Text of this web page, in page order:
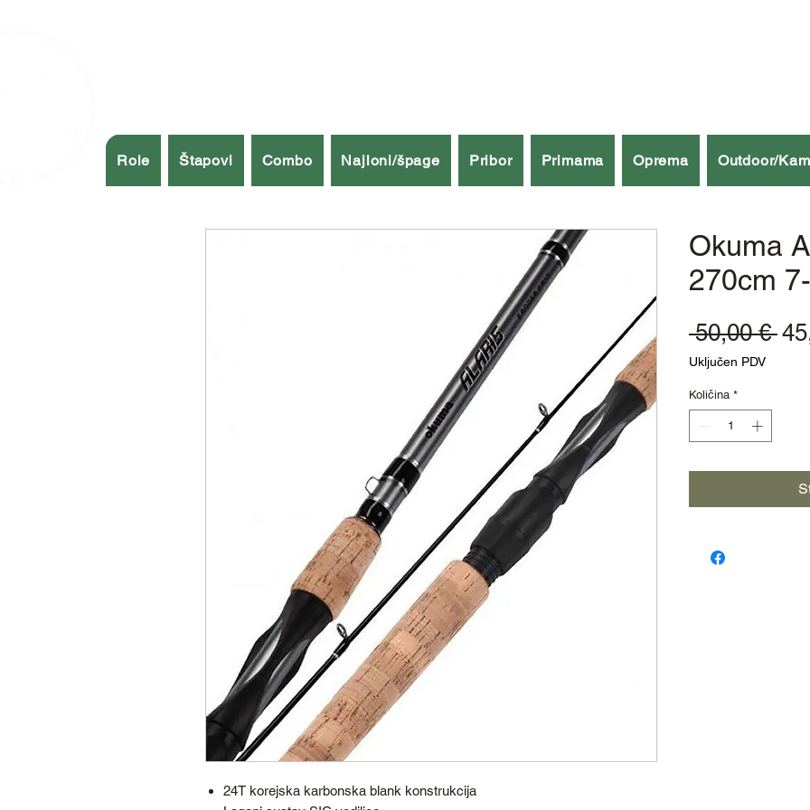
Role Štapovi Combo Najloni/špage Pribor Primama Oprema Outdoor/
24T korejska karbonska blank konstrukcija
Okuma
270cm
50,00 €
Uključen PDV
Količina *